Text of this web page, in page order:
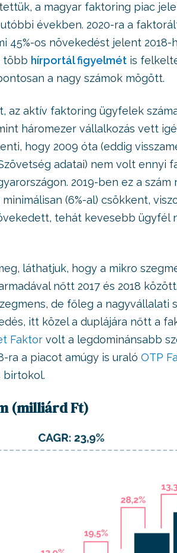
a magyar faktoring piac
években. 2020-ra a
45%-os növekedést jelent 2018-
több hírportál figyelmét is
a nagy számok mögött.
az aktív faktoring ügyfelek
háromezer vállalkozás vett
hogy 2009 óta (eddig
adatai) nem volt ennyi
2019-ben ez a szám
(6%-al) csökkent,
tehát kevesebb ügyfél
láthatjuk, hogy a mikro
nőtt 2017 és 2018
de főleg a nagyvállalati
itt közel a duplájára nőtt a
Faktor volt a legdominánsabb
ra a piacot amúgy is uraló OTP
birtokol.
(milliárd Ft)